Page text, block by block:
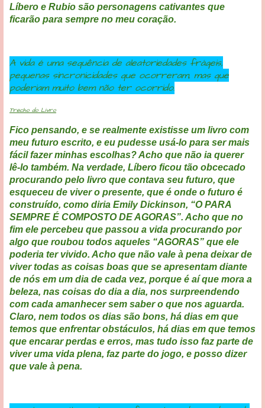
Líbero e Rubio são personagens cativantes que
ficarão para sempre no meu coração.
A vida é uma sequência de aleatoriedades frágeis,
pequenas sincronicidades que ocorreram, mas que
poderiam muito bem não ter ocorrido.
Trecho do Livro
Fico pensando, e se realmente existisse um livro com
meu futuro escrito, e eu pudesse usá-lo para ser mais
fácil fazer minhas escolhas? Acho que não ia querer
lê-lo também. Na verdade, Líbero ficou tão obcecado
procurando pelo livro que contava seu futuro, que
esqueceu de viver o presente, que é onde o futuro é
construído, como diria Emily Dickinson, “O PARA
SEMPRE É COMPOSTO DE AGORAS”. Acho que no
fim ele percebeu que passou a vida procurando por
algo que roubou todos aqueles “AGORAS” que ele
poderia ter vivido. Acho que não vale à pena deixar de
viver todas as coisas boas que se apresentam diante
de nós em um dia de cada vez, porque é aí que mora a
beleza, nas coisas do dia a dia, nos surpreendendo
com cada amanhecer sem saber o que nos aguarda.
Claro, nem todos os dias são bons, há dias em que
temos que enfrentar obstáculos, há dias em que temos
que encarar perdas e erros, mas tudo isso faz parte de
viver uma vida plena, faz parte do jogo, e posso dizer
que vale à pena.